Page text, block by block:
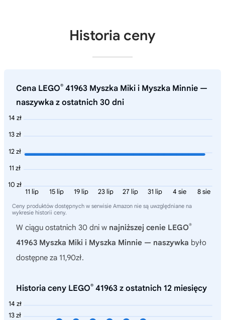
Historia ceny
Cena LEGO® 41963 Myszka Miki i Myszka Minnie —
naszywka z ostatnich 30 dni
14 zł
13 zł
12 zł
11 zł
10 zł
8 sie
4 sie
31 lip
27 lip
23 lip
19 lip
15 lip
11 lip
Ceny produktów dostępnych w serwisie Amazon nie są uwzględniane na
wykresie historii ceny.
W ciągu ostatnich 30 dni w najniższej cenie LEGO®
41963 Myszka Miki i Myszka Minnie — naszywka było
dostępne za 11,90zł.
Historia ceny LEGO® 41963 z ostatnich 12 miesięcy
14 zł
13 zł